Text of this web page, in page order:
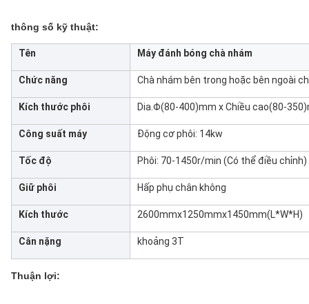
thông số kỹ thuật:
Tên Máy đánh bóng chà nhám
Chức năng Chà nhám bên trong hoặc bên ngoài
Kích thước phôi Dia.Φ(80-400)mm x Chiều cao(80-
Công suất máy Động cơ phôi: 14kw
Tốc độ Phôi: 70-1450r/min (Có thể điều chỉnh)
Giữ phôi Hấp phụ chân không
Kích thước 2600mmx1250mmx1450mm(L*W*H)
Cân nặng khoảng 3T
Thuận lợi: